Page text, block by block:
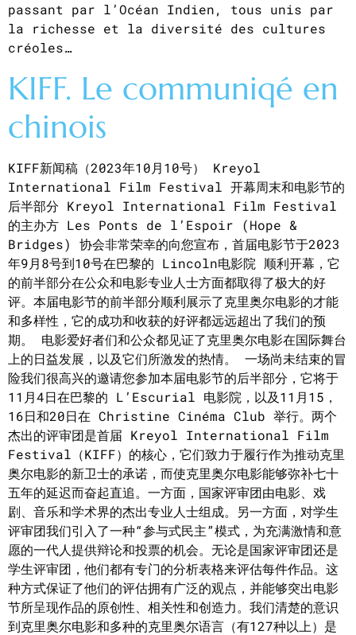
passant par l’Océan Indien, tous unis par
la richesse et la diversité des cultures
créoles…
KIFF. Le communiqé en
chinois
KIFF新闻稿（2023年10月10号） Kreyol
International Film Festival 开幕周末和电影节的
后半部分 Kreyol International Film Festival
的主办方 Les Ponts de l’Espoir (Hope &
Bridges) 协会非常荣幸的向您宣布，首届电影节于2023
年9月8号到10号在巴黎的 Lincoln电影院 顺利开幕，它
的前半部分在公众和电影专业人士方面都取得了极大的好
评。本届电影节的前半部分顺利展示了克里奥尔电影的才能
和多样性，它的成功和收获的好评都远远超出了我们的预
期。 电影爱好者们和公众都见证了克里奥尔电影在国际舞台
上的日益发展，以及它们所激发的热情。 一场尚未结束的冒
险我们很高兴的邀请您参加本届电影节的后半部分，它将于
11月4日在巴黎的 L’Escurial 电影院，以及11月15，
16日和20日在 Christine Cinéma Club 举行。两个
杰出的评审团是首届 Kreyol International Film
Festival（KIFF）的核心，它们致力于履行作为推动克里
奥尔电影的新卫士的承诺，而使克里奥尔电影能够弥补七十
五年的延迟而奋起直追。一方面，国家评审团由电影、戏
剧、音乐和学术界的杰出专业人士组成。另一方面，对学生
评审团我们引入了一种“参与式民主”模式，为充满激情和意
愿的一代人提供辩论和投票的机会。无论是国家评审团还是
学生评审团，他们都有专门的分析表格来评估每件作品。这
种方式保证了他们的评估拥有广泛的观点，并能够突出电影
节所呈现作品的原创性、相关性和创造力。我们清楚的意识
到克里奥尔电影和多种的克里奥尔语言（有127种以上）是